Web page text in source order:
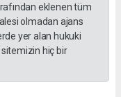
eklenen tüm
olmadan ajans
yer alan hukuki
hiç bir